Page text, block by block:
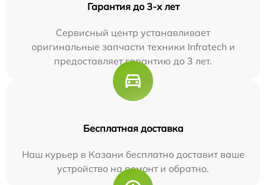
Гарантия до 3-х лет
Сервисный центр устанавливает
оригинальные запчасти техники Infratech и
предоставляет гарантию до 3 лет.
Бесплатная доставка
Наш курьер в Казани бесплатно доставит ваше
устройство на ремонт и обратно.